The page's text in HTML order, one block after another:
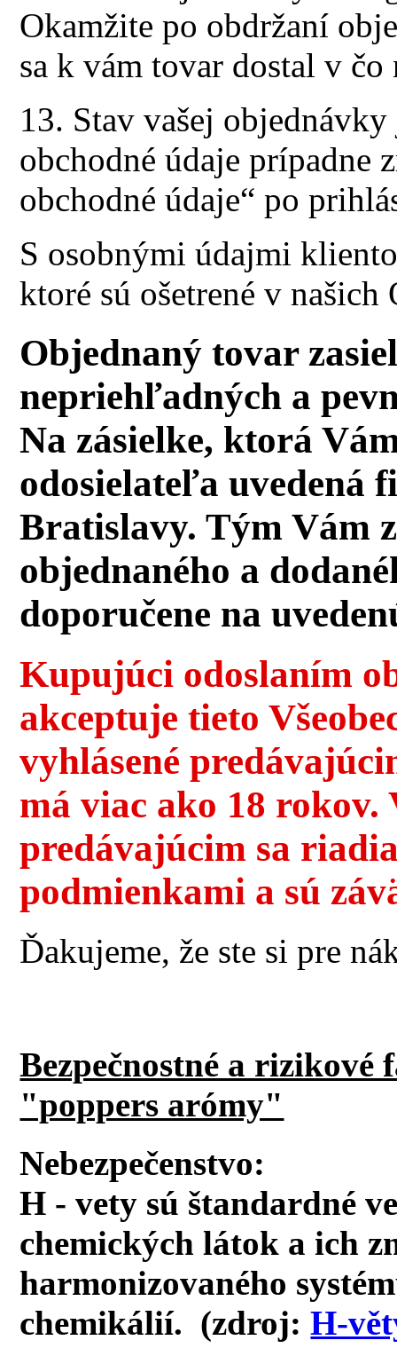
Okamžite po obdržaní
sa k vám tovar dostal v
13. Stav vašej
obchodné údaje prípadne
obchodné údaje“ po
S osobnými údajmi
ktoré sú ošetrené v
Objednaný tovar
nepriehľadných a
Na zásielke, ktorá
odosielateľa uvedená
Bratislavy. Tým Vám
objednaného a
doporučene na
Kupujúci odoslaním
akceptuje tieto
vyhlásené
má viac ako 18
predávajúcim sa
podmienkami a sú
Ďakujeme, že ste si pre
Bezpečnostné a
"poppers arómy"
Nebezpečenstvo:
H - vety sú štandardné
chemických látok a ich
harmonizovaného
chemikálií. (zdroj:H-